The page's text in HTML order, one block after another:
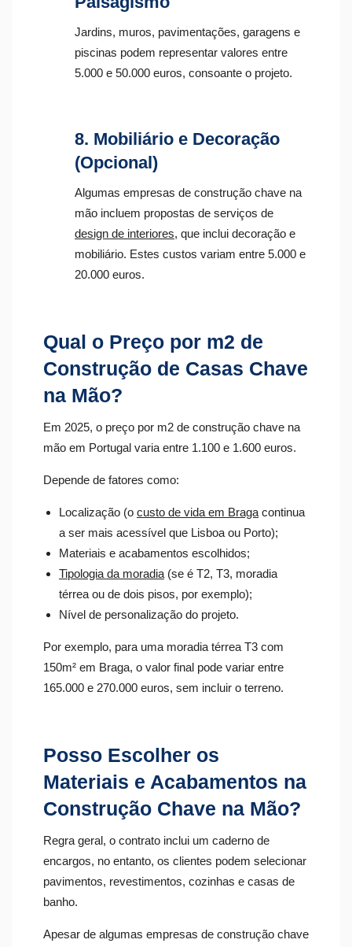
Jardins, muros, pavimentações, garagens e
piscinas podem representar valores entre
5.000 e 50.000 euros, consoante o projeto.
8. Mobiliário e Decoração
(Opcional)
Algumas empresas de construção chave na
mão incluem propostas de serviços de
design de interiores, que inclui decoração e
mobiliário. Estes custos variam entre 5.000 e
20.000 euros.
Qual o Preço por m2 de
Construção de Casas Chave
na Mão?
Em 2025, o preço por m2 de construção chave na
mão em Portugal varia entre 1.100 e 1.600 euros.
Depende de fatores como:
Localização (o custo de vida em Braga continua
a ser mais acessível que Lisboa ou Porto);
Materiais e acabamentos escolhidos;
Tipologia da moradia (se é T2, T3, moradia
térrea ou de dois pisos, por exemplo);
Nível de personalização do projeto.
Por exemplo, para uma moradia térrea T3 com
150m² em Braga, o valor final pode variar entre
165.000 e 270.000 euros, sem incluir o terreno.
Posso Escolher os
Materiais e Acabamentos na
Construção Chave na Mão?
Regra geral, o contrato inclui um caderno de
encargos, no entanto, os clientes podem selecionar
pavimentos, revestimentos, cozinhas e casas de
banho.
Apesar de algumas empresas de construção chave